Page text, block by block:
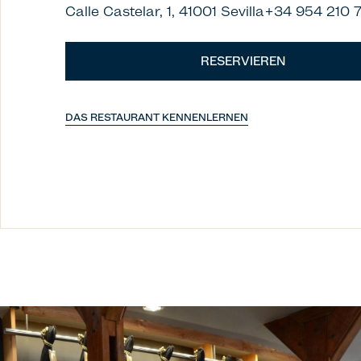
Calle Castelar, 1, 41001 Sevilla+34 954 210
RESERVIEREN
DAS RESTAURANT KENNENLERNEN